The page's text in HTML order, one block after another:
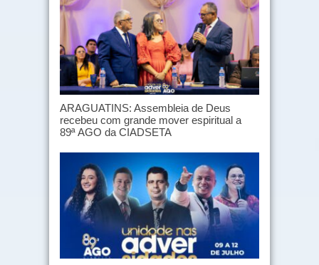
ARAGUATINS: Assembleia de Deus
recebeu com grande mover espiritual a
89ª AGO da CIADSETA